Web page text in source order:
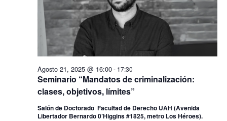
Seminario “Mandatos de criminalización:
clases, objetivos, límites”
Agosto 21, 2025 @ 16:00- 17:30
Salón de Doctorado Facultad de Derecho UAH (Avenida
Libertador Bernardo 0’Higgins #1825, metro Los Héroes).